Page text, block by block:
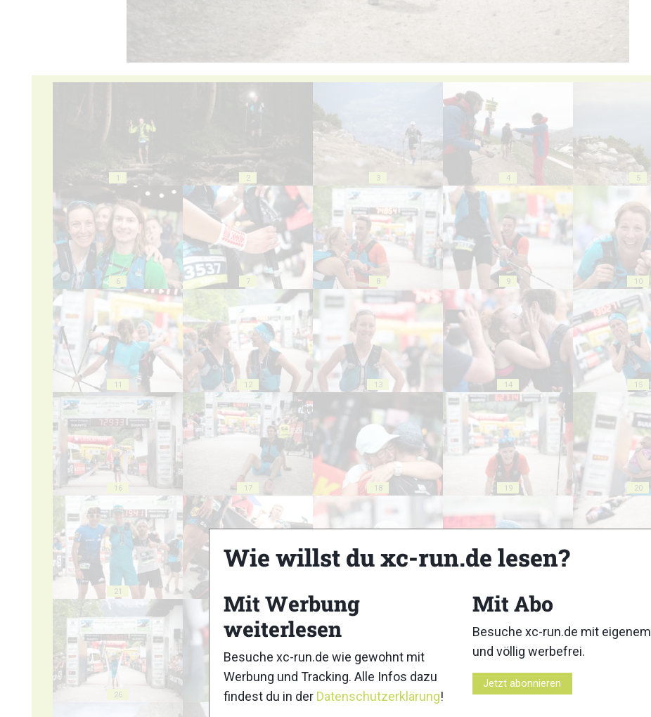
1 2 3 4 5
6 7 8 9 10
11 12 13 14 15
16 17 18 19 20
21
26 27 28 29
Wie willst du xc-run.de lesen?
Mit Werbung
weiterlesen
Besuche xc-run.de wie gewohnt mit
Werbung und Tracking. Alle Infos dazu
findest du in der Datenschutzerklärung!
Mit Abo
Besuche xc-run.de mit
und völlig werbefrei.
Jetzt abonnieren